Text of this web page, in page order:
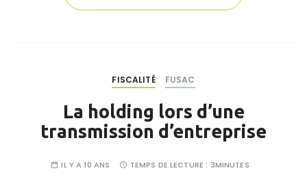
FISCALITÉ FUSAC
La holding lors d’une
transmission d’entreprise
IL Y A 10 ANS TEMPS DE LECTURE : 3MINUTES